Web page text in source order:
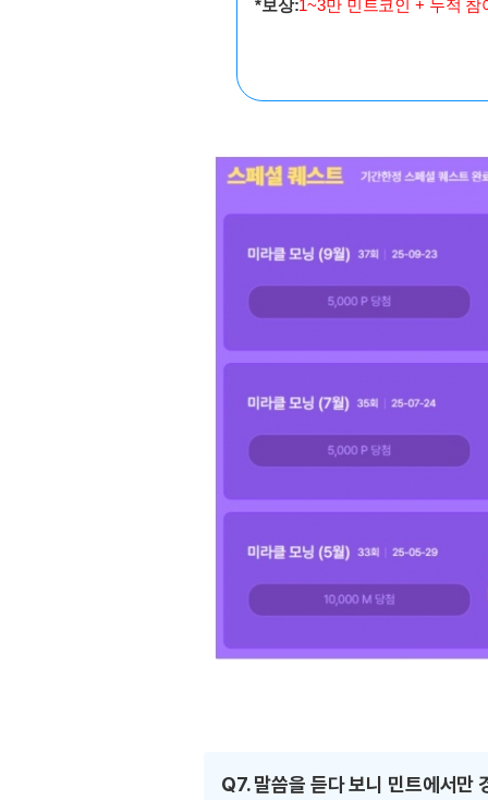
*보상:1~3만 민트코인 + 누적 참
Q7. 말씀을 듣다 보니 민트에서만